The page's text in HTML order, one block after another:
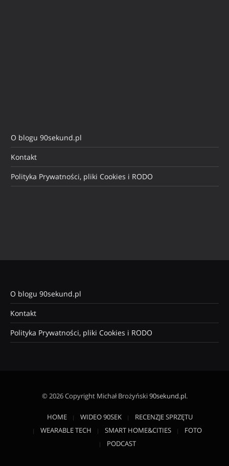
O blogu 90sekund.pl
Kontakt
Polityka Prywatności, pliki Cookies i RODO
O blogu 90sekund.pl
Kontakt
Polityka Prywatności, pliki Cookies i RODO
© 2026 Copyright Michał Brożyński90sekund.pl.
HOME WIDEO 90SEK
RECENZJE SPRZĘTU
WEARABLE TECH
SMART HOME&CITIES
FOTO
PODCAST